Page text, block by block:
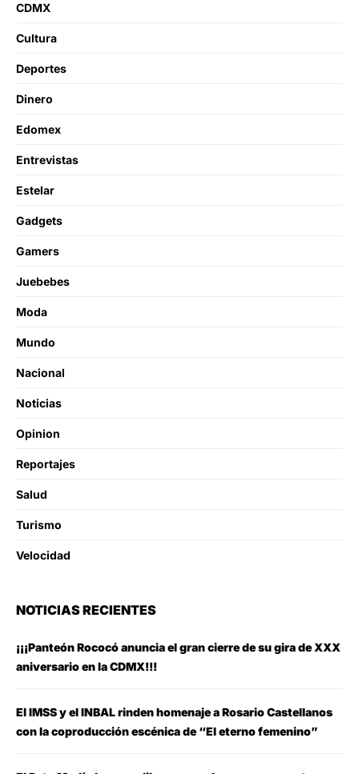
CDMX
Cultura
Deportes
Dinero
Edomex
Entrevistas
Estelar
Gadgets
Gamers
Juebebes
Moda
Mundo
Nacional
Noticias
Opinion
Reportajes
Salud
Turismo
Velocidad
NOTICIAS RECIENTES
¡¡¡Panteón Rococó anuncia el gran cierre de su gira de XXX
aniversario en la CDMX!!!
El IMSS y el INBAL rinden homenaje a Rosario Castellanos
con la coproducción escénica de “El eterno femenino”